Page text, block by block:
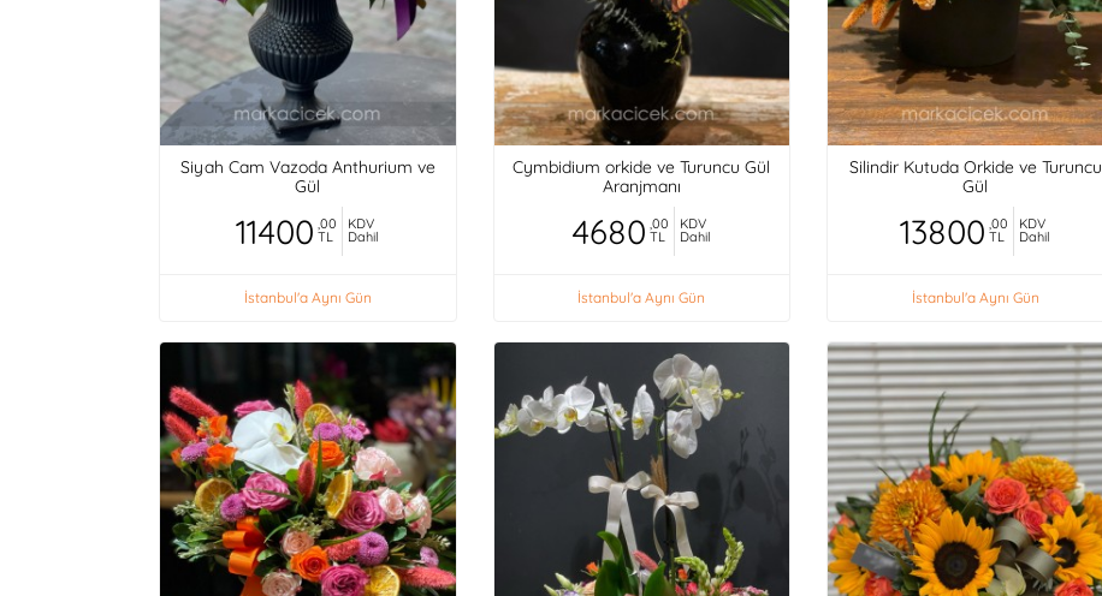
Siyah Cam Vazoda Anthurium ve
Gül
11400 ,00
TL
KDV
Dahil
İstanbul'a Aynı Gün
Cymbidium orkide ve Turuncu Gül
Aranjmanı
4680 ,00
TL
KDV
Dahil
İstanbul'a Aynı Gün
Silindir Kutuda Orkide ve Turuncu
Gül
13800 ,00
TL
KDV
Dahil
İstanbul'a Aynı Gün